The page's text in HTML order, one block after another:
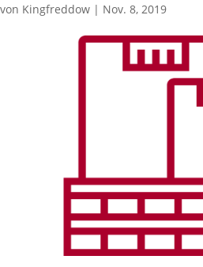
von Kingfreddow | Nov. 8, 2019